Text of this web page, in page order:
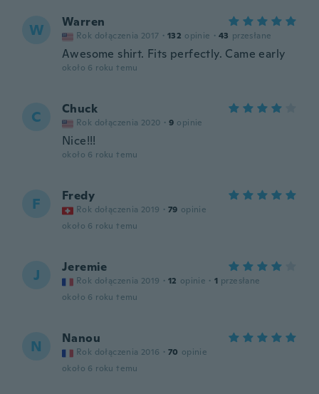
W Warren
Rok dołączenia 2017 · 132 opinie · 43 przesłane
Awesome shirt. Fits perfectly. Came early
około 6 roku temu
C Chuck
Rok dołączenia 2020 · 9 opinie
Nice!!!
około 6 roku temu
F Fredy
Rok dołączenia 2019 · 79 opinie
około 6 roku temu
J Jeremie
Rok dołączenia 2019 · 12 opinie · 1 przesłane
około 6 roku temu
N Nanou
Rok dołączenia 2016 · 70 opinie
około 6 roku temu